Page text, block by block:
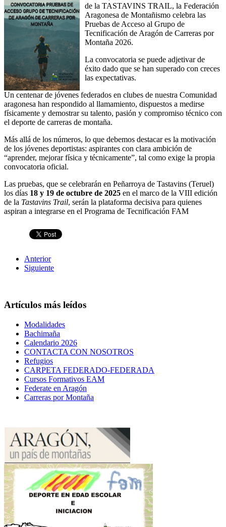
de la TASTAVINS TRAIL, la Federación
Aragonesa de Montañismo celebra las
Pruebas de Acceso al Grupo de
Tecnificación de Aragón de Carreras por
Montaña 2026.
La convocatoria se puede adjetivar de
éxito dado que se han superado con creces
las expectativas.
Un centenar de jóvenes federados en clubes de nuestra Comunidad
aragonesa han respondido al llamamiento, dispuestos a medirse
físicamente y demostrar su talento, pasión y compromiso técnico con
el deporte de carreras de montaña.
Más allá de los números, lo que debemos destacar es la motivación
de los jóvenes deportistas: aspirantes con clara ambición de
“aprender, mejorar física y técnicamente”, tal como exige la propia
convocatoria oficial.
Las pruebas, que se celebrarán en Peñarroya de Tastavins (Teruel)
los días 18 y 19 de octubre de 2025 en el marco de la VIII edición
de la Tastavins Trail, serán la plataforma decisiva para quienes
aspiran a integrarse en el Programa de Tecnificación FAM
Anterior
Siguiente
Artículos más leídos
Modalidades
Bachimaña
Calendario 2026
CONTACTA CON NOSOTROS
Refugios
CARPETA FEDERADO-FEDERADA
Cursos Formativos EAM
Federate en Aragón
Carreras por Montaña